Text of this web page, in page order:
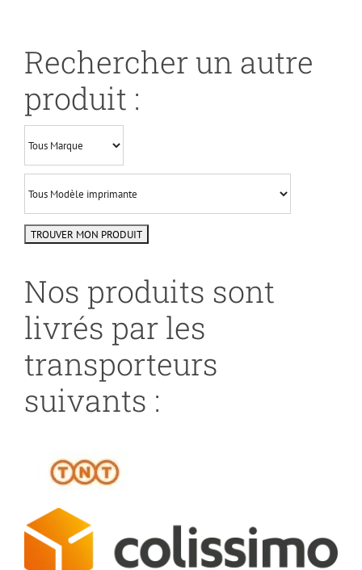
Rechercher un autre
produit :
Nos produits sont
livrés par les
transporteurs
suivants :